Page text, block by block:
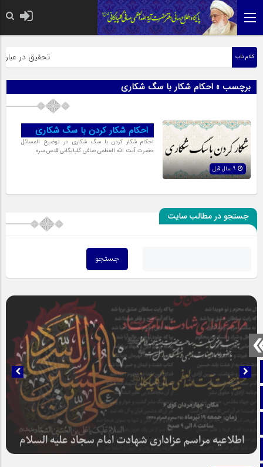
صفحه نخست
آپارات
کلام ناب تحقیق در
برچسب » احکام شکار با سگ شکاری
احکام شکار کردن با سگ شکاری
احکام شکار کردن با سگ شکاری در توضیح المسائل
حضرت آیت الله العظمی صافی گلپایگانی قدس سره
جستجو در مطالب سایت
سلطان عشق